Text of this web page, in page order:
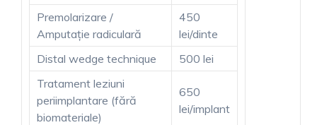
Premolarizare /
Amputație radiculară
450
lei/dinte
Distal wedge technique
500 lei
Tratament leziuni
periimplantare (fără
biomateriale)
650
lei/implant